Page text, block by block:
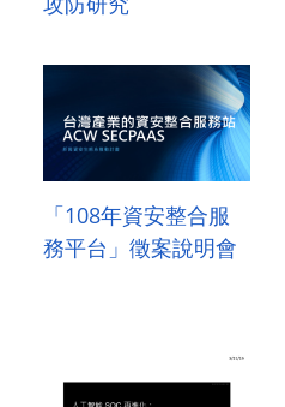
「108年資安整合服
務平台」徵案說明會